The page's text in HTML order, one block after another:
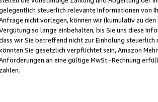
steuerlich relevante Informationen von
nicht vorlegen, können wir (kumulativ zu
so lange einbehalten, bis Sie uns diese
wir Sie betreffend nicht zur Einholung
Sie gesetzlich verpflichtet sein, Amazon
an eine gültige MwSt.-Rechnung
zahlen.